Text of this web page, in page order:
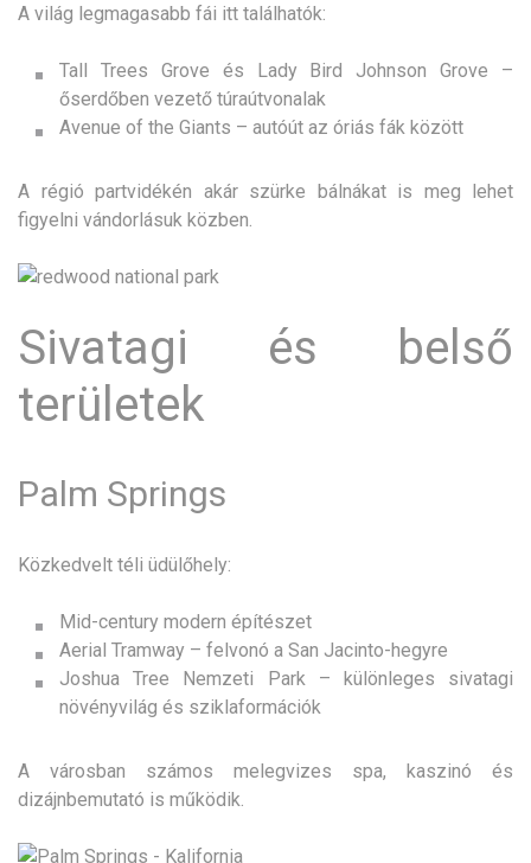
A világ legmagasabb fái itt találhatók:
Tall Trees Grove és Lady Bird Johnson Grove –
őserdőben vezető túraútvonalak
Avenue of the Giants – autóút az óriás fák között
A régió partvidékén akár szürke bálnákat is meg lehet
figyelni vándorlásuk közben.
Sivatagi és belső
területek
Palm Springs
Közkedvelt téli üdülőhely:
Mid-century modern építészet
Aerial Tramway – felvonó a San Jacinto-hegyre
Joshua Tree Nemzeti Park – különleges sivatagi
növényvilág és sziklaformációk
A városban számos melegvizes spa, kaszinó és
dizájnbemutató is működik.